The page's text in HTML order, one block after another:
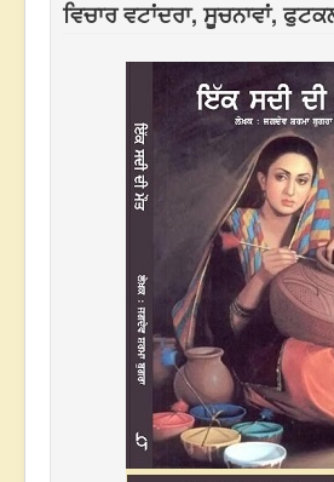
ਵਿਚਾਰ ਵਟਾਂਦਰਾ, ਸੂਚਨਾਵਾਂ,